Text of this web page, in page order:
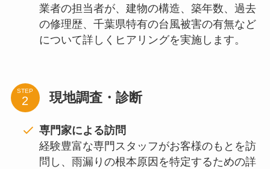
業者の担当者が、建物の構造、築年数、過去
の修理歴、千葉県特有の台風被害の有無など
について詳しくヒアリングを実施します。
STEP 現地調査・診断
専門家による訪問
経験豊富な専門スタッフがお客様のもとを訪
問し、雨漏りの根本原因を特定するための詳